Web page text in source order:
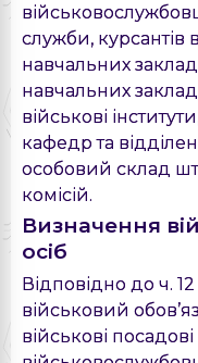
служби, курсантів
навчальних
навчальних
військові
кафедр та
особовий склад
комісій.
Визначення
осіб
Відповідно до ч.
військовий
військові